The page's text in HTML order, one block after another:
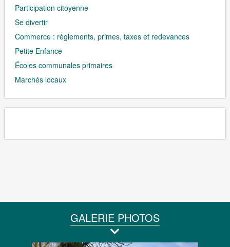
Participation citoyenne
Se divertir
Commerce : règlements, primes, taxes et redevances
Petite Enfance
Écoles communales primaires
Marchés locaux
GALERIE PHOTOS